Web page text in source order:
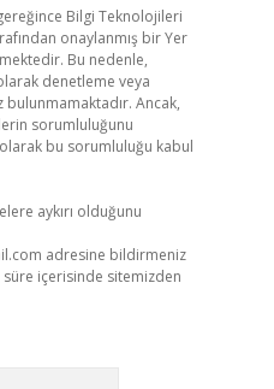
Bilgi Teknolojileri
onaylanmış bir Yer
Bu nedenle,
denetleme veya
Ancak,
sorumluluğunu
bu sorumluluğu kabul
aykırı olduğunu
adresine bildirmeniz
içerisinde sitemizden